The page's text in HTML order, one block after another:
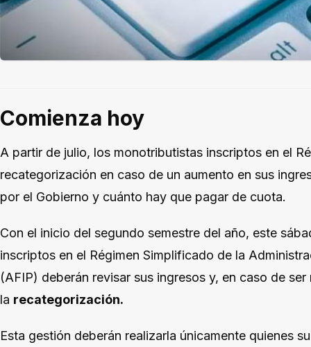
Comienza hoy
A partir de julio, los monotributistas inscriptos en el
recategorización en caso de un aumento en sus
por el Gobierno y cuánto hay que pagar de cuota.
Con el inicio del segundo semestre del año, este
inscriptos en el Régimen Simplificado de la
(AFIP) deberán revisar sus ingresos y, en caso de
la recategorización.
Esta gestión deberán realizarla únicamente quienes